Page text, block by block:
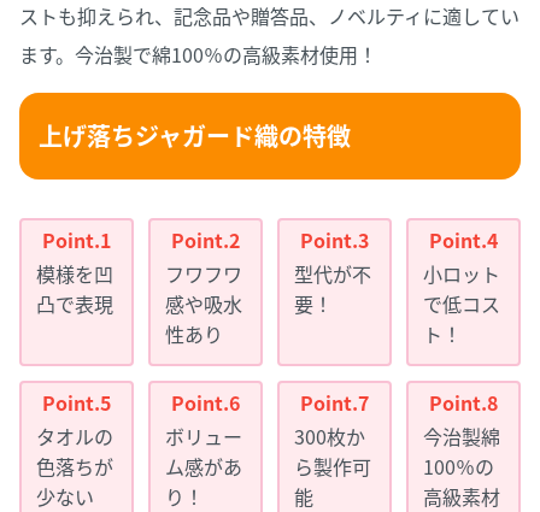
ストも抑えられ、記念品や贈答品、ノベルティに適してい
ます。今治製で綿100％の高級素材使用！
上げ落ちジャガード織の特徴
模様を凹
凸で表現
フワフワ
感や吸水
性あり
型代が不
要！
小ロット
で低コス
ト！
タオルの
色落ちが
少ない
ボリュー
ム感があ
り！
300枚か
ら製作可
能
今治製綿
100％の
高級素材